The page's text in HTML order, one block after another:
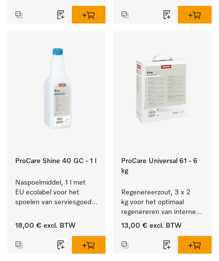
ProCare Shine 40 GC - 1 l
Naspoelmiddel, 1 l met
EU ecolabel voor het
spoelen van serviesgoed,
18,00 € excl. BTW
ProCare Universal 61 - 6
kg
Regenereerzout, 3 x 2
kg voor het optimaal
regenereren van interne
waterontharders.
13,00 € excl. BTW